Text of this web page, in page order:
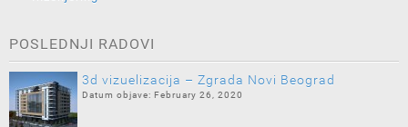
POSLEDNJI RADOVI
3d vizuelizacija – Zgrada Novi Beograd
February 26, 2020